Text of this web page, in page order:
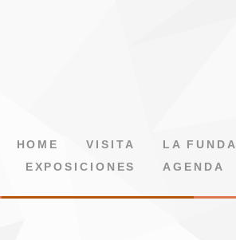
HOME VISITA LA
EXPOSICIONES
AGENDA